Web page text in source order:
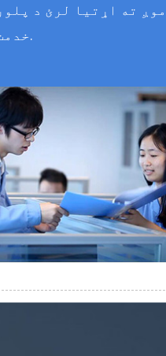
ته اړتیا لرئ د
خدمت وړاندې کړي.